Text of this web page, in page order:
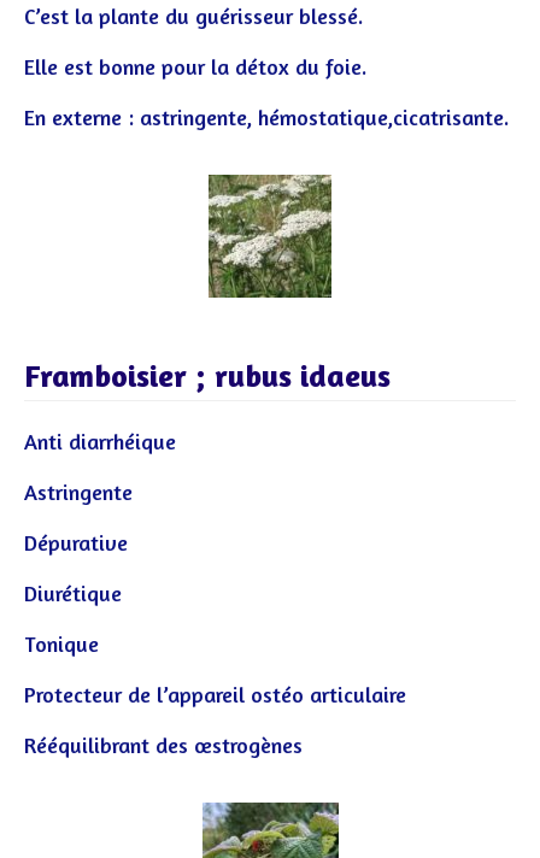
C’est la plante du guérisseur blessé.
Elle est bonne pour la détox du foie.
En externe : astringente, hémostatique,cicatrisante.
Framboisier ; rubus idaeus
Anti diarrhéique
Astringente
Dépurative
Diurétique
Tonique
Protecteur de l’appareil ostéo articulaire
Rééquilibrant des œstrogènes